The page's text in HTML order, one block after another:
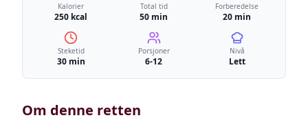
Kalorier
250 kcal
Total tid
50 min
Forberedelse
20 min
Steketid
30 min
Porsjoner
6-12
Nivå
Lett
Om denne retten